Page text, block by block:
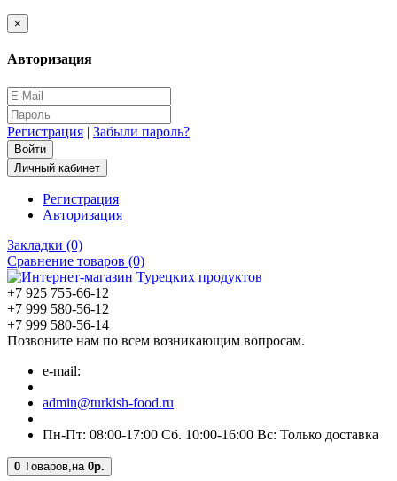
×
Авторизация
Регистрация | Забыли пароль?
Личный кабинет
Регистрация
Авторизация
Закладки (0)
Сравнение товаров (0)
+7 925 755-66-12
+7 999 580-56-12
+7 999 580-56-14
Позвоните нам по всем возникающим вопросам.
e-mail:
admin@turkish-food.ru
Пн-Пт: 08:00-17:00 Сб. 10:00-16:00 Вс: Только доставка
0 Tоваров, на 0р.